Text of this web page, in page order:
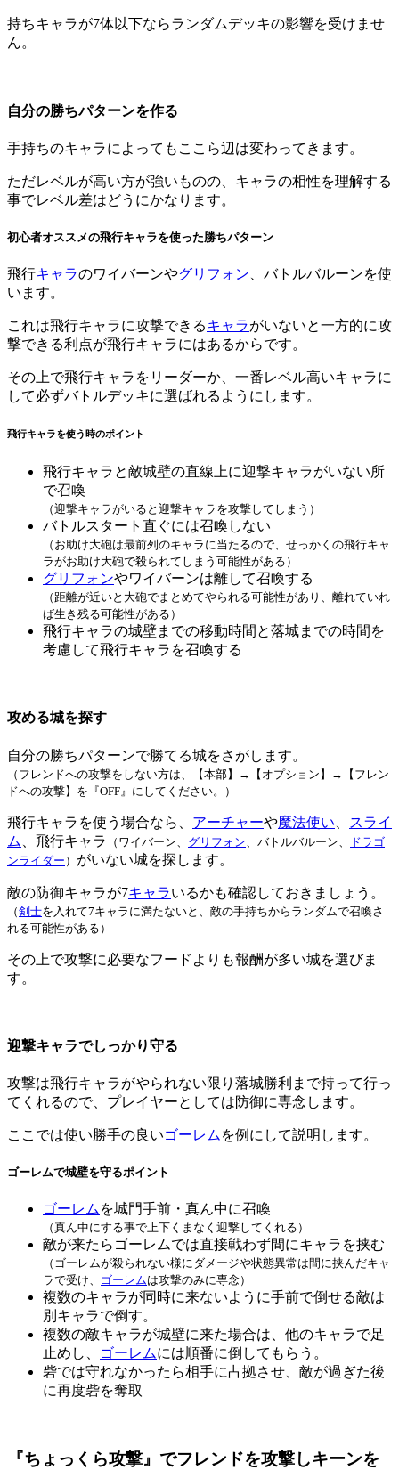
持ちキャラが7体以下ならランダムデッキの影響を受けませ
ん。
自分の勝ちパターンを作る
手持ちのキャラによってもここら辺は変わってきます。
ただレベルが高い方が強いものの、キャラの相性を理解する
事でレベル差はどうにかなります。
初心者オススメの飛行キャラを使った勝ちパターン
飛行キャラのワイバーンやグリフォン 、バトルバルーンを使
います。
これは飛行キャラに攻撃できるキャラがいないと一方的に攻
撃できる利点が飛行キャラにはあるからです。
その上で飛行キャラをリーダーか、一番レベル高いキャラに
して必ずバトルデッキに選ばれるようにします。
飛行キャラを使う時のポイント
飛行キャラと敵城壁の直線上に迎撃キャラがいない所
で召喚
（迎撃キャラがいると迎撃キャラを攻撃してしまう）
バトルスタート直ぐには召喚しない
（お助け大砲は最前列のキャラに当たるので、せっかくの飛行キャ
ラがお助け大砲で殺られてしまう可能性がある）
グリフォンやワイバーンは離して召喚する
（距離が近いと大砲でまとめてやられる可能性があり、離れていれ
ば生き残る可能性がある）
飛行キャラの城壁までの移動時間と落城までの時間を
考慮して飛行キャラを召喚する
攻める城を探す
自分の勝ちパターンで勝てる城をさがします。
（フレンドへの攻撃をしない方は、【本部】→【オプション】→【フレン
ドへの攻撃】を『OFF』にしてください。）
飛行キャラを使う場合なら、 アーチャーや魔法使い
スライ
ム
、飛行キャラ （ワイバーン、 グリフォン 、バトルバルーン、
ドラゴ
ンライダー ） がいない城を探します。
敵の防御キャラが7キャラいるかも確認しておきましょう。
（剣士を入れて7キャラに満たないと、敵の手持ちからランダムで召喚さ
れる可能性がある）
その上で攻撃に必要なフードよりも報酬が多い城を選びま
す。
迎撃キャラでしっかり守る
攻撃は飛行キャラがやられない限り落城勝利まで持って行っ
てくれるので、プレイヤーとしては防御に専念します。
ここでは使い勝手の良いゴーレム を例にして説明します。
ゴーレムで城壁を守るポイント
ゴーレムを城門手前・真ん中に召喚
（真ん中にする事で上下くまなく迎撃してくれる）
敵が来たらゴーレムでは直接戦わず間にキャラを挟む
（ゴーレムが殺られない様にダメージや状態異常は間に挟んだキャ
ラで受け、 ゴーレムは攻撃のみに専念）
複数のキャラが同時に来ないように手前で倒せる敵は
別キャラで倒す。
複数の敵キャラが城壁に来た場合は、他のキャラで足
止めし、
ゴーレムには順番に倒してもらう。
砦では守れなかったら相手に占拠させ、敵が過ぎた後
に再度砦を奪取
『ちょっくら攻撃』でフレンドを攻撃しキーンを